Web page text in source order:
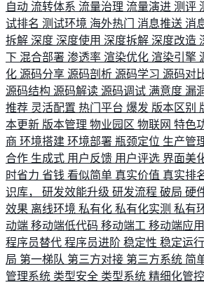
自动 流转体系 流量治理 流量演进 测评
试排名 测试环境 海外热门 消息推送 消
拆解 深度 深度使用 深度拆解 深度改造
下 混合部署 渗透率 渲染优化 渲染引擎
化 源码分享 源码剖析 源码学习 源码对
源码结构 源码解读 源码调试 满意度 漏
推荐 灵活配置 热门平台 爆发 版本区别
本更新 版本管理 物业园区 物联网 特色
商 环境搭建 环境部署 瓶颈定位 生产管
合作 生成式 用户反馈 用户评选 界面美
时省力 省钱 看似简单 真实价值 真实排
识库， 研发效能升级 研发流程 破局 硬
效果 离线环境 私有化 私有化实测 私有
动端 移动端低代码 移动端工 移动端应用
程序员替代 程序员进阶 稳定性 稳定运行
局 第一梯队 第三方对接 第三方系统 简
管理系统 类型安全 类型系统 精细化管控